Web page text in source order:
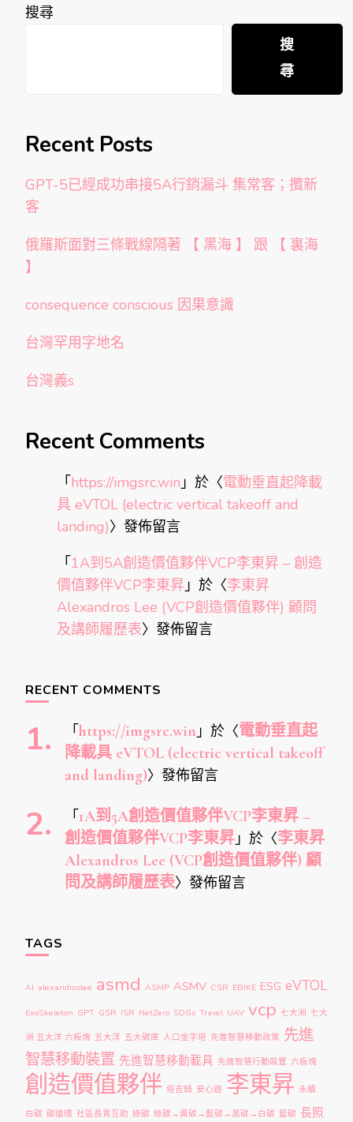
搜尋
搜
尋
Recent Posts
GPT-5已經成功串接5A行銷漏斗 集常客；攬新
客
俄羅斯面對三條戰線隔著 【 黑海 】 跟 【 裏海
】
consequence conscious 因果意識
台灣罕用字地名
台灣義s
Recent Comments
「https://imgsrc.win 」於〈電動垂直起降載
具 eVTOL (electric vertical takeoff and
landing)〉發佈留言
「1A到5A創造價值夥伴VCP李東昇 – 創造
價值夥伴VCP李東昇 」於〈李東昇
Alexandros Lee (VCP創造價值夥伴) 顧問
及講師履歷表〉發佈留言
RECENT COMMENTS
「https://imgsrc.win 」於〈電動垂直起
降載具 eVTOL (electric vertical takeoff
and landing)〉發佈留言
「1A到5A創造價值夥伴VCP李東昇 –
創造價值夥伴VCP李東昇 」於〈李東昇
Alexandros Lee (VCP創造價值夥伴) 顧
問及講師履歷表〉發佈留言
TAGS
AI alexandroslee asmd ASMP ASMV CSR EBIKE ESG eVTOL
ExoSkeleton GPT GSR ISR NetZero SDGs Travel UAV vcp 七大洲 七大
洲 五大洋 六板塊 五大洋 五大碳庫 人口金字塔 先進智慧移動政策 先進
智慧移動裝置 先進智慧移動載具 先進智慧行動裝置 六板塊
創造價值夥伴 塔吉鍋 安心遊 李東昇 永續
白碳 碳循環 社區長青互助 綠碳 綠碳→黃碳→藍碳→黑碳→白碳 藍碳 長照